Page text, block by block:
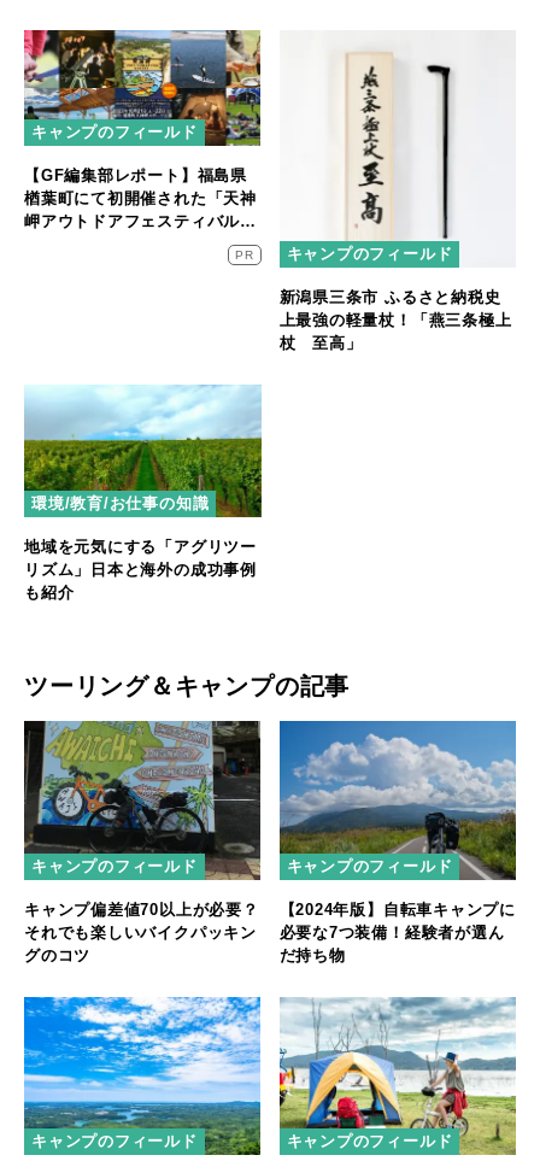
キャンプのフィールド
【GF編集部レポート】福島県
楢葉町にて初開催された「天神
岬アウトドアフェスティバル」
PR キャンプのフィールド
新潟県三条市 ふるさと納税史
上最強の軽量杖！「燕三条極上
杖 至高」
環境/教育/お仕事の知識
地域を元気にする「アグリツー
リズム」日本と海外の成功事例
も紹介
ツーリング＆キャンプの記事
キャンプのフィールド
キャンプ偏差値70以上が必要？
それでも楽しいバイクパッキン
グのコツ
キャンプのフィールド
【2024年版】自転車キャンプに
必要な7つ装備！経験者が選ん
だ持ち物
キャンプのフィールド キャンプのフィールド